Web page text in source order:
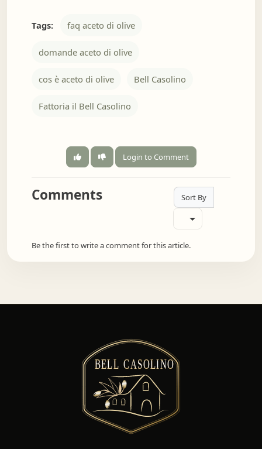
Tags: faq aceto di olive
domande aceto di olive
cos è aceto di olive Bell Casolino
Fattoria il Bell Casolino
Login to Comment
Comments Sort By
Be the first to write a comment for this article.